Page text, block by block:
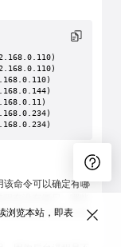
该命令可以确定有哪
通过执行该命令得
浏览本站，即表